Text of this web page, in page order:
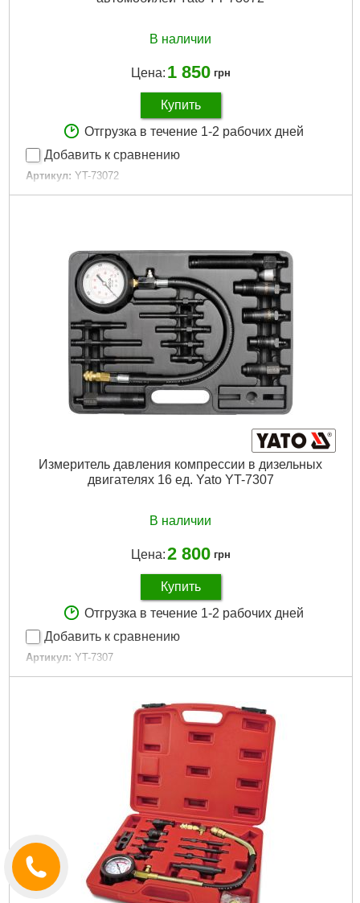
В наличии
Цена: 1 850 грн
Купить
Отгрузка в течение 1-2 рабочих дней
Добавить к сравнению
Артикул: YT-73072
Код товара: 23.12.09
Габариты упаковки: 280x240x75 мм
Вес брутто: 1,762 г
Подробнее...
Измеритель давления компрессии в дизельных
двигателях 16 ед. Yato YT-7307
В наличии
Цена:2 800 грн
Купить
Отгрузка в течение 1-2 рабочих дней
Добавить к сравнению
Артикул: YT-7307
Код товара: 16.34.84
Количество элементов: 16 единиц
400x90x330 мм
Подробнее...